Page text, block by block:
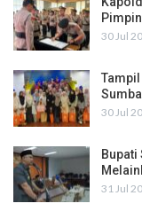
30 Jul
Tampil
30 Jul
Bupati
31 Jul